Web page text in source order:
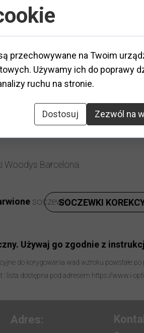
Możliwość zamontowanie
pełna
Typ oprawy
Woodys Barcelona.
SOCZEWKI
soczewki :
Używaj go zgodnie z
do korygowania wad wzroku powstałe
: lista dostępna pod adresem https://www.i-
Adres:
przechowywane na Twoim
Używamy ich do poprawy
ruchu na stronie.
Dostosuj Zezwól na